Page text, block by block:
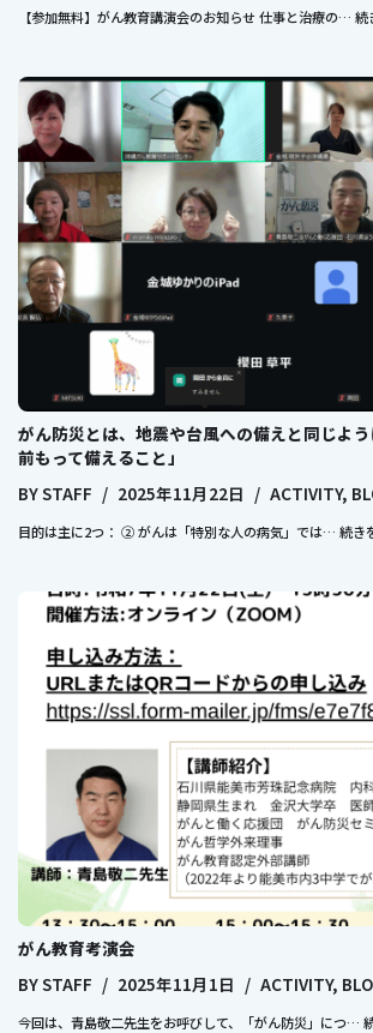
【参加無料】がん教育講演会のお知らせ 仕事と治療の… 続
がん防災とは、地震や台風への備えと同じよう
前もって備えること」
BYSTAFF 2025年11月22日 ACTIVITY,
目的は主に2つ： ② がんは「特別な人の病気」では… 続き
がん教育考演会
BYSTAFF 2025年11月1日 ACTIVITY,
今回は、青島敬二先生をお呼びして、「がん防災」につ…